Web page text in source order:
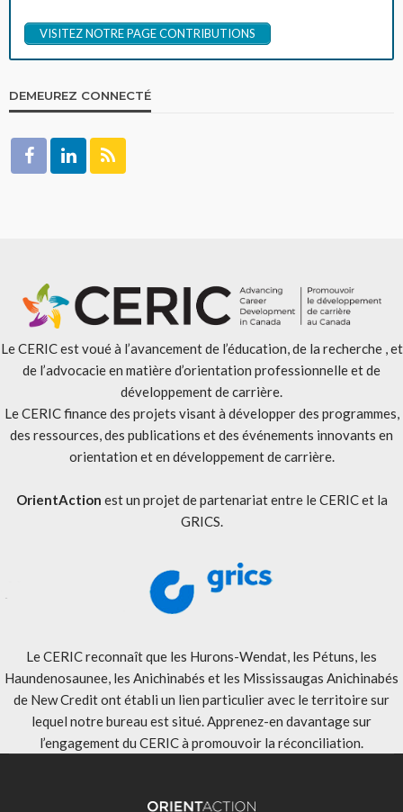
VISITEZ NOTRE PAGE CONTRIBUTIONS
DEMEUREZ CONNECTÉ
Le CERIC est voué à l’avancement de l’éducation, de la recherche , et
de l’advocacie en matière d’orientation professionnelle et de
développement de carrière.
Le CERIC finance des projets visant à développer des programmes,
des ressources, des publications et des événements innovants en
orientation et en développement de carrière.
OrientAction est un projet de partenariat entre le CERIC et la
GRICS.
Le CERIC reconnaît que les Hurons-Wendat, les Pétuns, les
Haundenosaunee, les Anichinabés et les Mississaugas Anichinabés
de New Credit ont établi un lien particulier avec le territoire sur
lequel notre bureau est situé. Apprenez-en davantage sur
l’engagement du CERIC à promouvoir la réconciliation.